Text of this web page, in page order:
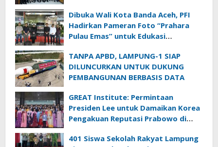
Dibuka Wali Kota Banda Aceh, PFI
Hadirkan Pameran Foto “Prahara
Pulau Emas” untuk Edukasi
TANPA APBD, LAMPUNG-1 SIAP
DILUNCURKAN UNTUK DUKUNG
PEMBANGUNAN BERBASIS DATA
GREAT Institute: Permintaan
Presiden Lee untuk Damaikan Korea
Pengakuan Reputasi Prabowo di
401 Siswa Sekolah Rakyat Lampung